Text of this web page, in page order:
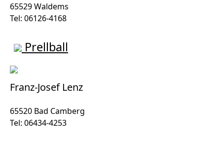
65529 Waldems
Tel: 06126-4168
Prellball
Franz-Josef Lenz
65520 Bad Camberg
Tel: 06434-4253